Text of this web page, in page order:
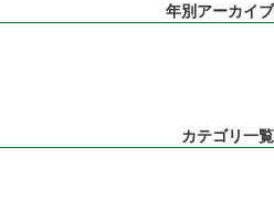
年別アーカイブ
カテゴリ一覧